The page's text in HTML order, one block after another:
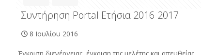
Συντήρηση Portal Ετήσια 2016-2017
8 Ιουλίου 2016